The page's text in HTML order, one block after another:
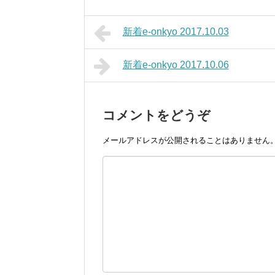
新着e-onkyo 2017.10.03
新着e-onkyo 2017.10.06
コメントをどうぞ
メールアドレスが公開されることはありません